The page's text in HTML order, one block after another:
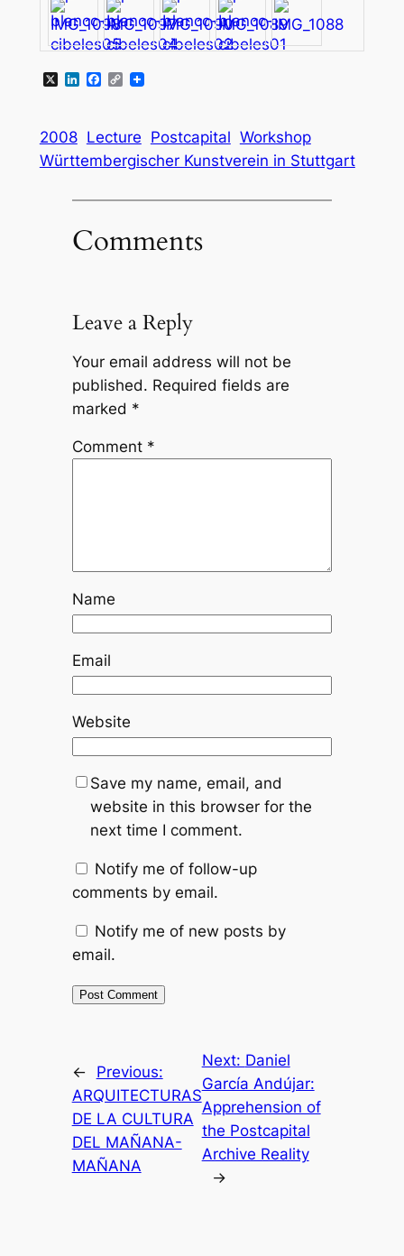
X LinkedIn
Facebook
Copy
2008 Lecture Postcapital Workshop
Württembergischer Kunstverein in Stuttgart
Comments
Leave a Reply
Your email address will not be
published. Required fields are
marked *
Comment *
Name
Email
Website
Save my name, email, and
website in this browser for the
next time I comment.
Notify me of follow-up
comments by email.
Notify me of new posts by
email.
←
Previous:
ARQUITECTURAS
DE LA CULTURA
DEL MAÑANA-
MAÑANA
Next: Daniel
García Andújar:
Apprehension of
the Postcapital
Archive Reality
→